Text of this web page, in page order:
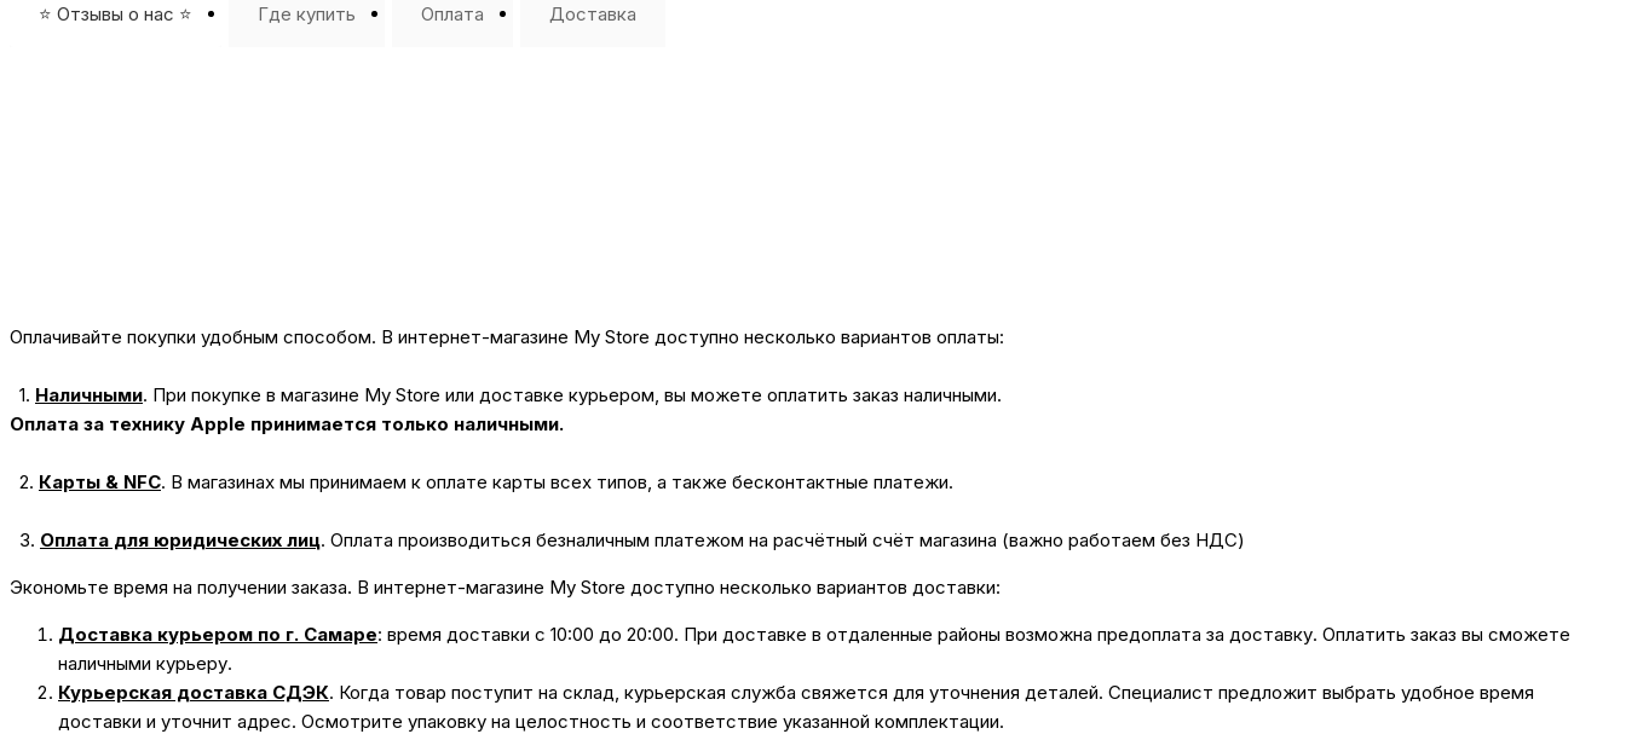
⭐️ Отзывы о нас ⭐️ Где купить Оплата Доставка
Оплачивайте покупки удобным способом. В интернет-магазине My Store доступно несколько вариантов оплаты:
1. Наличными. При покупке в магазине My Store или доставке курьером, вы можете оплатить заказ наличными.
Оплата за технику Apple принимается только наличными.
2. Карты & NFC. В магазинах мы принимаем к оплате карты всех типов, а также бесконтактные платежи.
3. Оплата для юридических лиц. Оплата производиться безналичным платежом на расчётный счёт магазина (важно работаем без НДС)
Экономьте время на получении заказа. В интернет-магазине My Store доступно несколько вариантов доставки:
Доставка курьером по г. Самаре: время доставки с 10:00 до 20:00. При доставке в отдаленные районы возможна предоплата за доставку. Оплатить заказ вы сможете
наличными курьеру.
Курьерская доставка СДЭК. Когда товар поступит на склад, курьерская служба свяжется для уточнения деталей. Специалист предложит выбрать удобное время
доставки и уточнит адрес. Осмотрите упаковку на целостность и соответствие указанной комплектации.